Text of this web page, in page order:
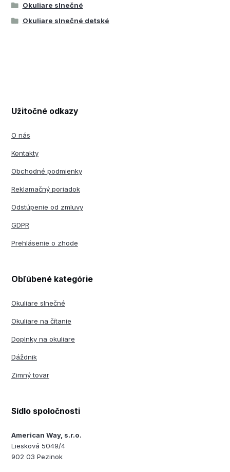
Okuliare slnečné
Okuliare slnečné detské
Užitočné odkazy
O nás
Kontakty
Obchodné podmienky
Reklamačný poriadok
Odstúpenie od zmluvy
GDPR
Prehlásenie o zhode
Obľúbené kategórie
Okuliare slnečné
Okuliare na čítanie
Doplnky na okuliare
Dáždnik
Zimný tovar
Sídlo spoločnosti
American Way, s.r.o.
Liesková 5049/4
902 03 Pezinok